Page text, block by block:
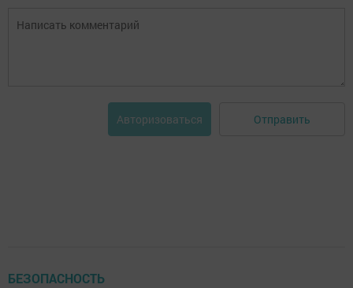
Авторизоваться Отправить
БЕЗОПАСНОСТЬ